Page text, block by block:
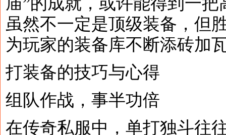
虽然不一定是顶级装备，但
为玩家的装备库不断添砖加
打装备的技巧与心得
组队作战，事半功倍
在传奇私服中，单打独斗往